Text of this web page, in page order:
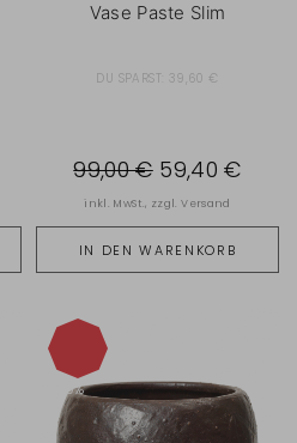
Vase Paste Slim
DU SPARST: 39,60 €
IN DEN WARENKORB
99,00 € 59,40 €
inkl. MwSt., zzgl.Versand
-40%